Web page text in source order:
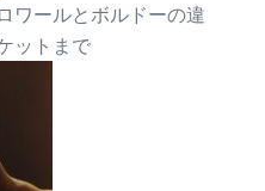
ワールとボルドーの違
ットまで